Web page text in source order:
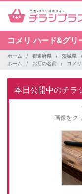
コメリハード&グリ
ホーム 都道府県 茨城県
ホーム
お店の名前 コメリ
本日公開中のチラ
画像をク